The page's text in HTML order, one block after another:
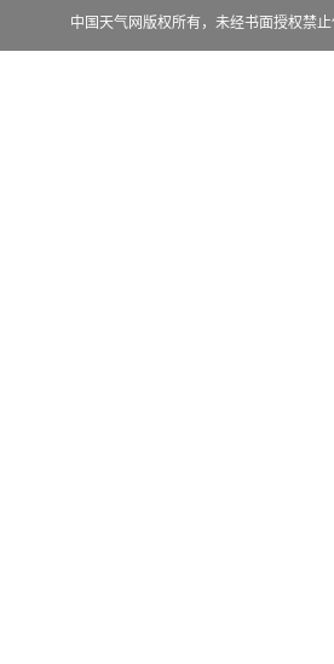
中国天气网版权所有，未经书面授权